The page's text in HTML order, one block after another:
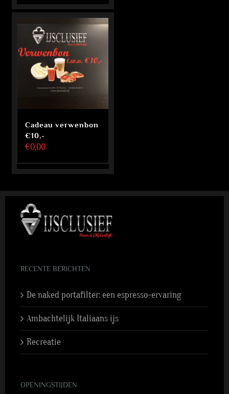
Cadeau verwenbon
€10,-
€0,00
RECENTE BERICHTEN
De naked portafilter: een espresso-ervaring
Ambachtelijk Italiaans ijs
Recreatie
OPENINGSTIJDEN